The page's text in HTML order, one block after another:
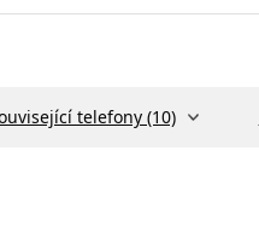
telefony (10)